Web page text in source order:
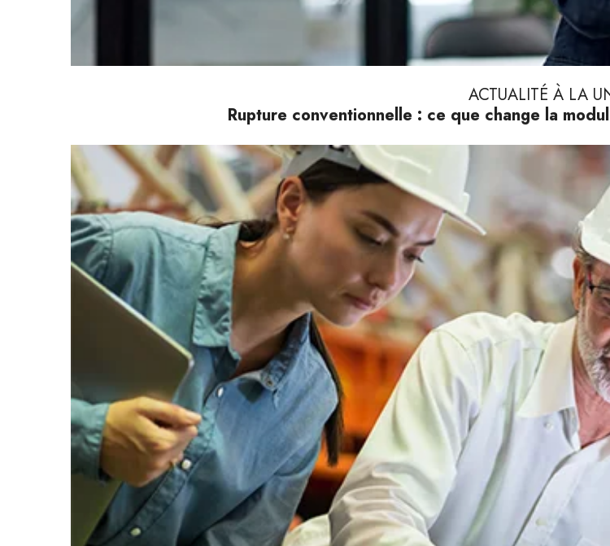
ACTUALITÉ À LA
Rupture conventionnelle : ce que change la